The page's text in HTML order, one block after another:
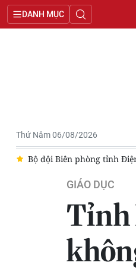
DANH MỤC
Thứ Năm 06/08/2026
liên cấp Sau sắp xếp,
GIÁO DỤC
Tỉnh